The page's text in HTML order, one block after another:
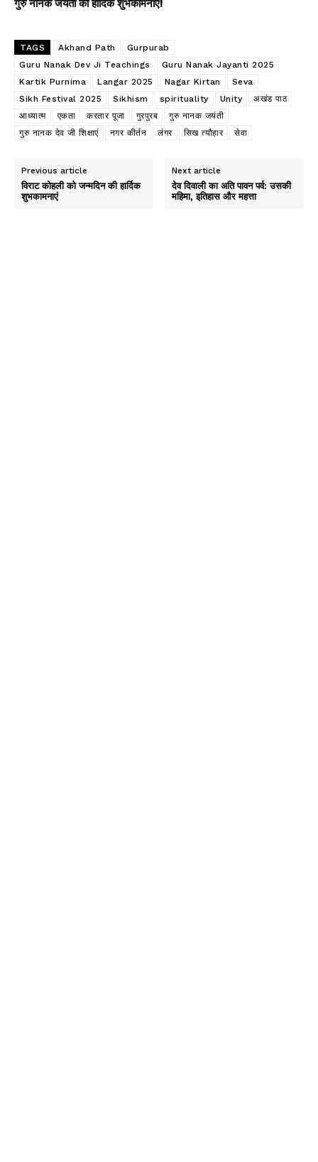
गुरु नानक जयंती की हार्दिक शुभकामनाएं!
TAGS Akhand Path
Gurpurab
Guru Nanak Dev Ji Teachings
Guru Nanak Jayanti 2025
Kartik Purnima
Langar 2025 Nagar Kirtan
Seva
Sikh Festival 2025
Sikhism spirituality Unity
अखंड पाठ
आध्यात्म
एकता करतार पूजा गुरपुरब
गुरु नानक जयंती
गुरु नानक देव जी शिक्षाएं
नगर कीर्तन लंगर सिख त्यौहार सेवा
Previous article
विराट कोहली को जन्मदिन की हार्दिक
शुभकामनाएं
Next article
देव दिवाली का अति पावन पर्व: उसकी
महिमा, इतिहास और महत्ता